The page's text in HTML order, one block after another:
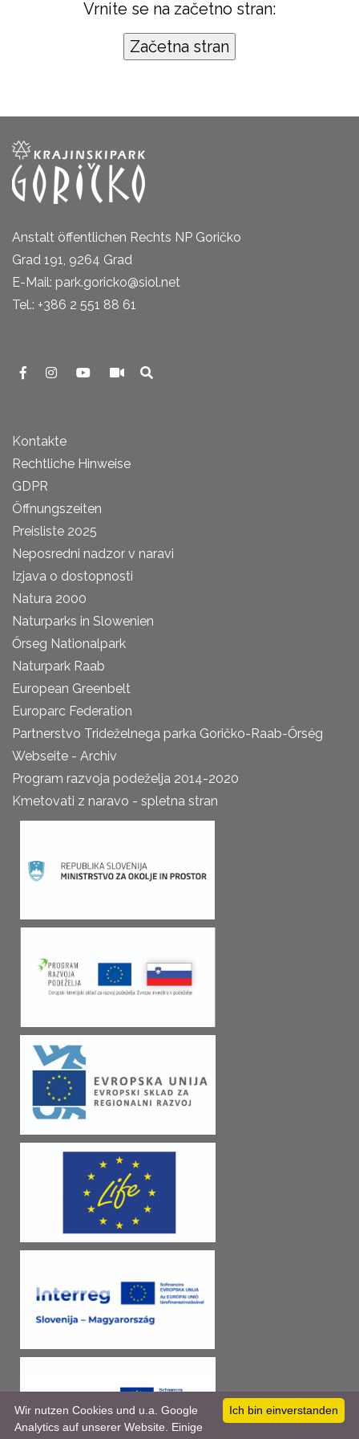
Vrnite se na začetno stran:
Anstalt öffentlichen Rechts NP Goričko
Grad 191, 9264 Grad
E-Mail: park.goricko@siol.net
Tel.: +386 2 551 88 61
Kontakte
Rechtliche Hinweise
GDPR
Öffnungszeiten
Preisliste 2025
Neposredni nadzor v naravi
Izjava o dostopnosti
Natura 2000
Naturparks in Slowenien
Őrseg Nationalpark
Naturpark Raab
European Greenbelt
Europarc Federation
Partnerstvo Trideželnega parka Goričko-Raab-Őrség
Webseite - Archiv
Program razvoja podeželja 2014-2020
Kmetovati z naravo - spletna stran
Ich bin einverstanden
Wir nutzen Cookies und u.a. Google
Analytics auf unserer Website. Einige